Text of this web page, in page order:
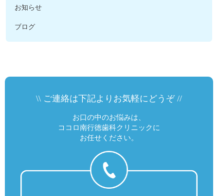
お知らせ
ブログ
\\ ご連絡は下記よりお気軽にどうぞ //
お口の中のお悩みは、
ココロ南行徳歯科クリニックに
お任せください。